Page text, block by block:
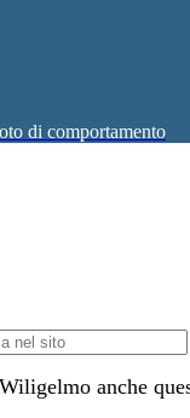
di comportamento
anche